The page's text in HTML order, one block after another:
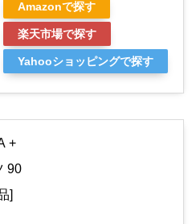
Amazonで探す
楽天市場で探す
Yahooショッピングで探す
+
90
]